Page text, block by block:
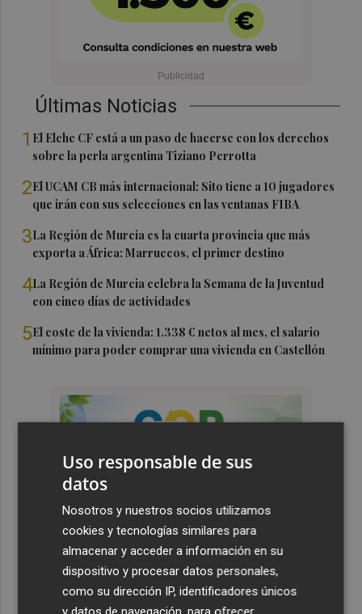
Últimas Noticias
1 El Elche CF está a un paso de hacerse con los derechos
sobre la perla argentina Tiziano Perrotta
2El UCAM CB más internacional: Sito tiene a 10 jugadores
que irán con sus selecciones en las ventanas FIBA
3La Región de Murcia es la cuarta provincia que más
exporta a África: Marruecos, el primer destino
4La Región de Murcia celebra la Semana de la Juventud
con cinco días de actividades
5El coste de la vivienda: 1.338 € netos al mes, el salario
mínimo para poder comprar una vivienda en Castellón
Uso responsable de sus
datos
Nosotros y nuestros socios utilizamos
cookies y tecnologías similares para
almacenar y acceder a información en su
dispositivo y procesar datos personales,
como su dirección IP, identificadores únicos